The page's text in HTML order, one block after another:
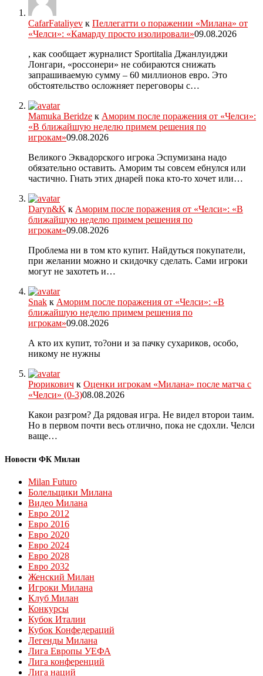
CafarFataliyev к Пеллегатти о поражении «Милана» от
«Челси»: «Камарду просто изолировали»09.08.2026
, как сообщает журналист Sportitalia Джанлуиджи
Лонгари, «россонери» не собираются снижать
запрашиваемую сумму – 60 миллионов евро. Это
обстоятельство осложняет переговоры с…
Mamuka Beridze к Аморим после поражения от «Челси»:
«В ближайшую неделю примем решения по
игрокам»09.08.2026
Великого Эквадорского игрока Эспумизана надо
обязательно оставить. Аморим ты совсем ебнулся или
частично. Гнать этих днарей пока кто-то хочет или…
Daryn&K к Аморим после поражения от «Челси»: «В
ближайшую неделю примем решения по
игрокам»09.08.2026
Проблема ни в том кто купит. Найдуться покупатели,
при желании можно и скидочку сделать. Сами игроки
могут не захотеть и…
Snak к Аморим после поражения от «Челси»: «В
ближайшую неделю примем решения по
игрокам»09.08.2026
А кто их купит, то?они и за пачку сухариков, особо,
никому не нужны
Рюрикович к Оценки игрокам «Милана» после матча с
«Челси» (0-3)08.08.2026
Какои разгром? Да рядовая игра. Не видел второи таим.
Но в первом почти весь отлично, пока не сдохли. Челси
ваще…
Новости ФК Милан
Milan Futuro
Болельщики Милана
Видео Милана
Евро 2012
Евро 2016
Евро 2020
Евро 2024
Евро 2028
Евро 2032
Женский Милан
Игроки Милана
Клуб Милан
Конкурсы
Кубок Италии
Кубок Конфедераций
Легенды Милана
Лига Европы УЕФА
Лига конференций
Лига наций